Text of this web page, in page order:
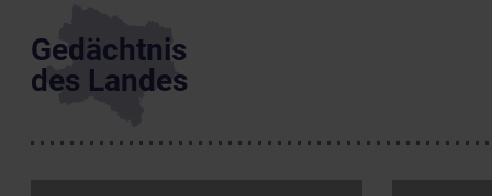
Gedächtnis
des Landes